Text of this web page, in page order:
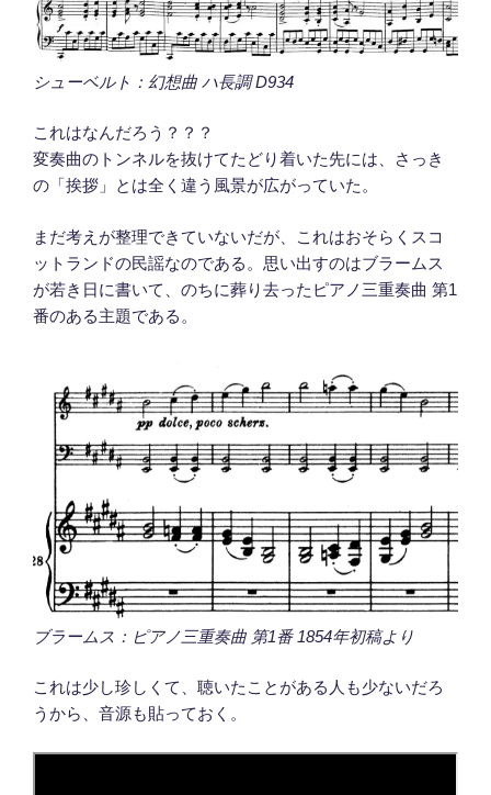
シューベルト：幻想曲 ハ長調 D934
これはなんだろう？？？
変奏曲のトンネルを抜けてたどり着いた先には、さっき
の「挨拶」とは全く違う風景が広がっていた。
まだ考えが整理できていないだが、これはおそらくスコ
ットランドの民謡なのである。思い出すのはブラームス
が若き日に書いて、のちに葬り去ったピアノ三重奏曲 第1
番のある主題である。
ブラームス：ピアノ三重奏曲 第1番 1854年初稿より
これは少し珍しくて、聴いたことがある人も少ないだろ
うから、音源も貼っておく。